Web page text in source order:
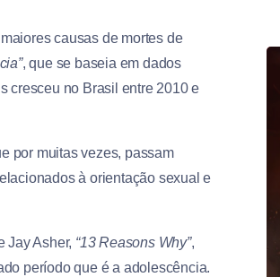
causas de mortes de
, que se baseia em dados
cresceu no Brasil entre 2010 e
por muitas vezes, passam
à orientação sexual e
Jay Asher, “13 Reasons Why”,
período que é a adolescência.